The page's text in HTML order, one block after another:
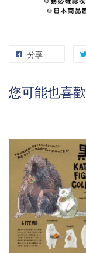
分享
您可能也喜歡